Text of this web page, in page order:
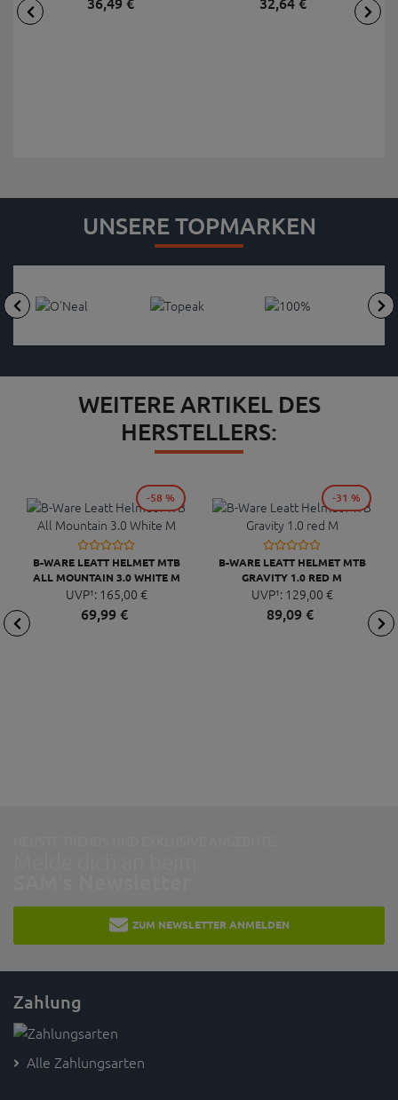
UNSERE TOPMARKEN
WEITERE ARTIKEL DES
HERSTELLERS:
B-WARE LEATT HELMET MTB
ALL MOUNTAIN 3.0 WHITE M
UVP¹: 165,00 €
69,99 €
-58 %
B-WARE LEATT HELMET MTB
GRAVITY 1.0 RED M
UVP¹: 129,00 €
89,09 €
-31 %
ZUM NEWSLETTER ANMELDEN
Zahlung
Alle Zahlungsarten